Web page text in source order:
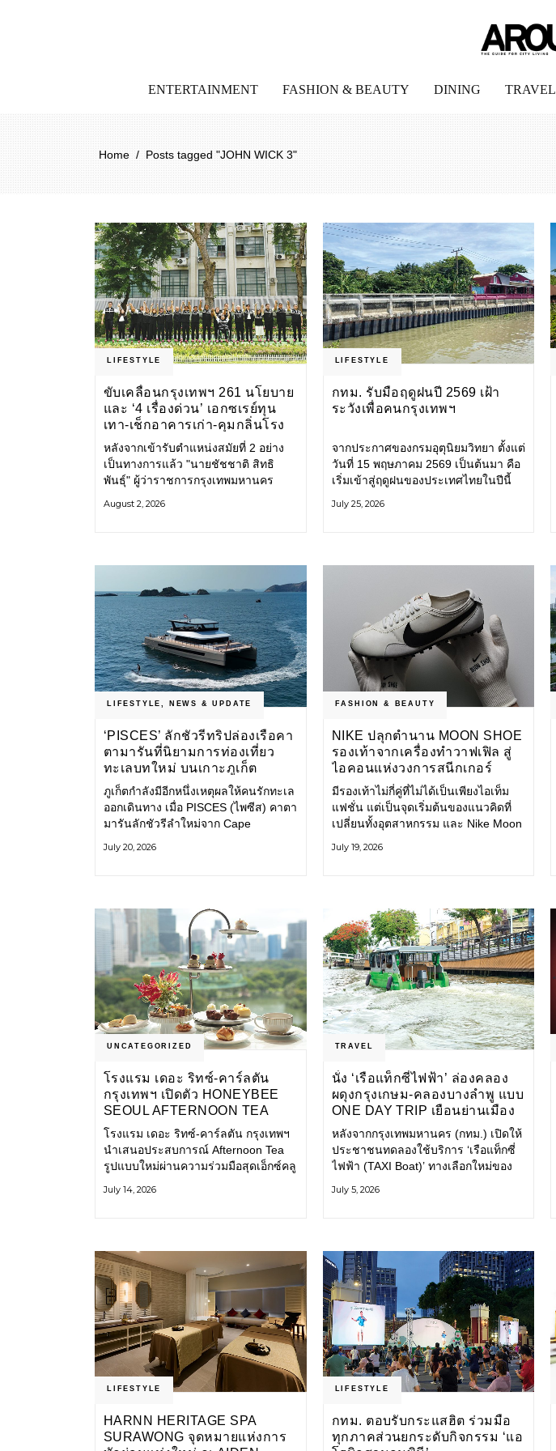
ENTERTAINMENT FASHION & BEAUTY DINING TRAVEL
Home / Posts tagged "JOHN WICK 3"
LIFESTYLE
ขับเคลื่อนกรุงเทพฯ 261 นโยบาย
และ ‘4 เรื่องด่วน’ เอกซเรย์ทุน
เทา-เช็กอาคารเก่า-คุมกลิ่นโรง
ขยะ-ขีดเส้นสอบทุจริต
หลังจากเข้ารับตำแหน่งสมัยที่ 2 อย่าง
เป็นทางการแล้ว "นายชัชชาติ สิทธิ
พันธุ์" ผู้ว่าราชการกรุงเทพมหานคร
แปลงนโยบายสู่แผนยุทธศาสตร์ จัด
August 2, 2026
LIFESTYLE
กทม. รับมือฤดูฝนปี 2569 เฝ้า
ระวังเพื่อคนกรุงเทพฯ
จากประกาศของกรมอุตุนิยมวิทยา ตั้งแต่
วันที่ 15 พฤษภาคม 2569 เป็นต้นมา คือ
เริ่มเข้าสู่ฤดูฝนของประเทศไทยในปีนี้
รับมือน้ำท่วม และเดินหน้าพัฒนา
July 25, 2026
LIFESTYLE NEWS & UPDATE
‘PISCES’ ลักชัวรีทริปล่องเรือคา
ตามารันที่นิยามการท่องเที่ยว
ทะเลบทใหม่ บนเกาะภูเก็ต
ภูเก็ตกำลังมีอีกหนึ่งเหตุผลให้คนรักทะเล
ออกเดินทาง เมื่อ PISCES (ไพซีส) คาตา
มารันลักชัวรีลำใหม่จาก Cape
ทะเลอันดามันและอ่าวพังงาในมุมที่ต่าง
เป็นส่วนหนึ่งของการเดินทาง ทั้งงาน
บริการ สิ่งอำนวยความสะดวก
July 20, 2026
FASHION & BEAUTY
NIKE ปลุกตำนาน MOON SHOE
รองเท้าจากเครื่องทำวาฟเฟิล สู่
ไอคอนแห่งวงการสนีกเกอร์
มีรองเท้าไม่กี่คู่ที่ไม่ได้เป็นเพียงไอเท็ม
แฟชั่น แต่เป็นจุดเริ่มต้นของแนวคิดที่
เปลี่ยนทั้งอุตสาหกรรม และ Nike Moon
ไอคอนที่ถือกำเนิดเมื่อกว่าครึ่งศตวรรษ
Nike
July 19, 2026
UNCATEGORIZED
โรงแรม เดอะ ริทซ์-คาร์ลตัน
กรุงเทพฯ เปิดตัว HONEYBEE
SEOUL AFTERNOON TEA
COLLABORATION ณ คาเลโอ
(CALEŌ) ชวนสัมผัสเสน่ห์ของ
ขนมหวานร่วมสมัยจากกรุงโซล
โรงแรม เดอะ ริทซ์-คาร์ลตัน กรุงเทพฯ
นำเสนอประสบการณ์ Afternoon Tea
รูปแบบใหม่ผ่านความร่วมมือสุดเอ็กซ์คลู
หวานสไตล์ฝรั่งเศสร่วมสมัยชื่อดังจาก
July 14, 2026
TRAVEL
นั่ง ‘เรือแท็กซี่ไฟฟ้า’ ล่องคลอง
ผดุงกรุงเกษม-คลองบางลำพู แบบ
ONE DAY TRIP เยือนย่านเมือง
เก่า เที่ยววิถีสโลว์ไลฟ์แบบรักษ์
โลก
หลังจากกรุงเทพมหานคร (กทม.) เปิดให้
ประชาชนทดลองใช้บริการ ‘เรือแท็กซี่
ไฟฟ้า (TAXI Boat)’ ทางเลือกใหม่ของ
และเป็นมิตรกับสิ่งแวดล้อม ผ่าน
July 5, 2026
LIFESTYLE
HARNN HERITAGE SPA
SURAWONG จุดหมายแห่งการ
LIFESTYLE
กทม. ตอบรับกระแสฮิต ร่วมมือ
ทุกภาคส่วนยกระดับกิจกรรม ‘แอ